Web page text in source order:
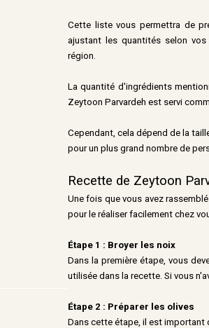
Cette liste vous permettra de
ajustant les quantités selon
région.
La quantité d'ingrédients
Zeytoon Parvardeh est servi
Cependant, cela dépend de la
pour un plus grand nombre de
Recette de Zeytoon
Une fois que vous avez
pour le réaliser facilement chez
Étape 1 : Broyer les noix
Dans la première étape, vous
utilisée dans la recette. Si vous
Étape 2 : Préparer les olives
Dans cette étape, il est important